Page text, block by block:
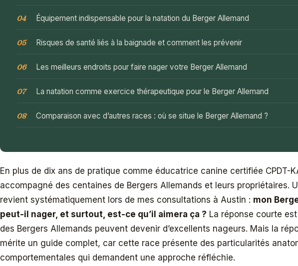
Équipement indispensable pour la natation du Berger Allemand
Risques de santé liés à la baignade et comment les prévenir
Les meilleurs endroits pour faire nager votre Berger Allemand
La natation comme exercice thérapeutique pour le Berger Allemand
Comparaison avec d’autres races : où se situe le Berger Allemand ?
En plus de dix ans de pratique comme éducatrice canine certifiée CPDT-
accompagné des centaines de Bergers Allemands et leurs propriétaires.
revient systématiquement lors de mes consultations à Austin : mon
peut-il nager, et surtout, est-ce qu’il aimera ça ? La réponse courte
des Bergers Allemands peuvent devenir d’excellents nageurs. Mais la
mérite un guide complet, car cette race présente des particularités
comportementales qui demandent une approche réfléchie.